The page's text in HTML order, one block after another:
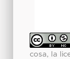
cosa, la